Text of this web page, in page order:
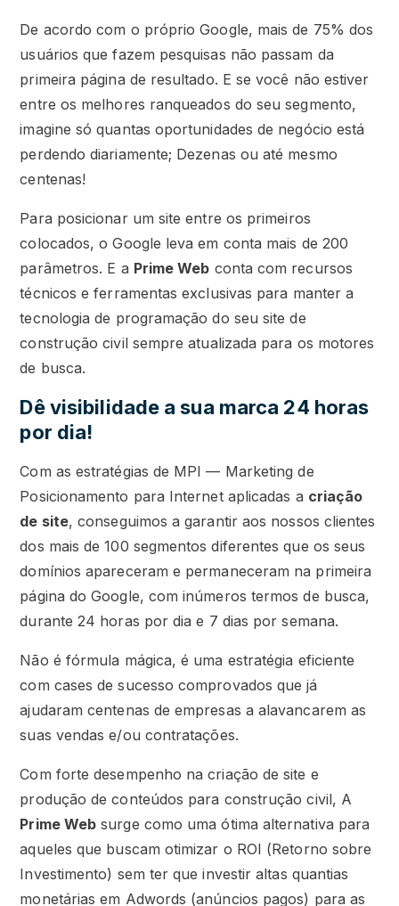
De acordo com o próprio Google, mais de 75% dos
usuários que fazem pesquisas não passam da
primeira página de resultado. E se você não estiver
entre os melhores ranqueados do seu segmento,
imagine só quantas oportunidades de negócio está
perdendo diariamente; Dezenas ou até mesmo
centenas!
Para posicionar um site entre os primeiros
colocados, o Google leva em conta mais de 200
parâmetros. E a Prime Web conta com recursos
técnicos e ferramentas exclusivas para manter a
tecnologia de programação do seu site de
construção civil sempre atualizada para os motores
de busca.
Dê visibilidade a sua marca 24 horas
por dia!
Com as estratégias de MPI — Marketing de
Posicionamento para Internet aplicadas a criação
de site, conseguimos a garantir aos nossos clientes
dos mais de 100 segmentos diferentes que os seus
domínios apareceram e permaneceram na primeira
página do Google, com inúmeros termos de busca,
durante 24 horas por dia e 7 dias por semana.
Não é fórmula mágica, é uma estratégia eficiente
com cases de sucesso comprovados que já
ajudaram centenas de empresas a alavancarem as
suas vendas e/ou contratações.
Com forte desempenho na criação de site e
produção de conteúdos para construção civil, A
Prime Web surge como uma ótima alternativa para
aqueles que buscam otimizar o ROI (Retorno sobre
Investimento) sem ter que investir altas quantias
monetárias em Adwords (anúncios pagos) para as